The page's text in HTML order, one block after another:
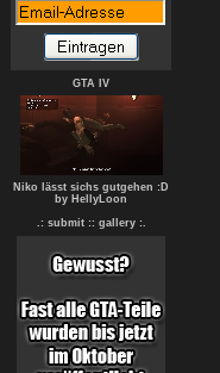
GTA IV
Niko lässt sichs gutgehen :D
by HellyLoon
.: submit : : gallery :.